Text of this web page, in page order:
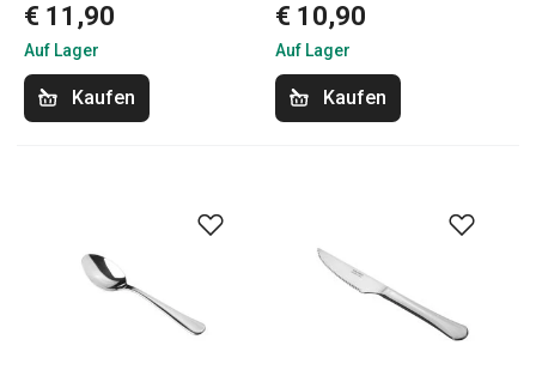
€ 11,90
Auf Lager
Kaufen
€ 10,90
Auf Lager
Kaufen